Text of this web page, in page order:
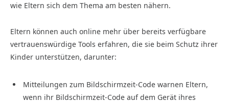
wie Eltern sich dem Thema am besten nähern.
Eltern können auch online mehr über bereits verfügbare
vertrauenswürdige Tools erfahren, die sie beim Schutz ihrer
Kinder unterstützen, darunter:
Mitteilungen zum Bildschirmzeit-Code warnen Eltern,
wenn ihr Bildschirmzeit-Code auf dem Gerät ihres